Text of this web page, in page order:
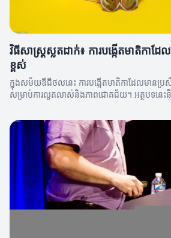
វិធីសាស្រ្តស្លតដាក់៖ ការបង្កើតមាតិកាដែ
ខ្ពស់
ក្នុងសម័យឌីជីថលនេះ ការបង្កើតមាតិកាដែលមានប្រ
សម្រាប់ការលូតលាស់និងភាពជោគជ័យ។ អត្ថបទនេះនឹ